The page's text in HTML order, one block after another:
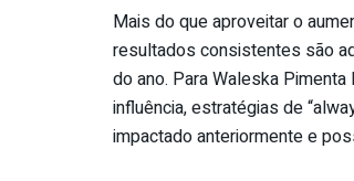
Mais do que aproveitar o
resultados consistentes são
do ano. Para Waleska
influência, estratégias de
impactado anteriormente e